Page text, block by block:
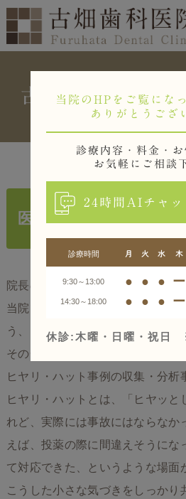
当院のHPをご覧にな
ありがとうござ
診療内容・料金・お
お気軽にご相談
24時間AIチャッ
診療時間 月 火 水 木
9:30～13:00 ● ● ● ー
14:30～18:00 ● ● ● ー
休診:木曜・日曜・祝日
古畑歯科医院か
医療安全への取り組
院長の古畑です。
当院では、患者さまに安心して医
う、日々さまざまな安全対策に取
その一つとして、「日本医療機能
ヒヤリ・ハット事例の収集・分析
ヒヤリ・ハットとは、「ヒヤッと
れど、実際には事故にはならなか
えば、投薬の際に間違えそうにな
て対応できた、というような場面
こうした小さな気づきをしっかり